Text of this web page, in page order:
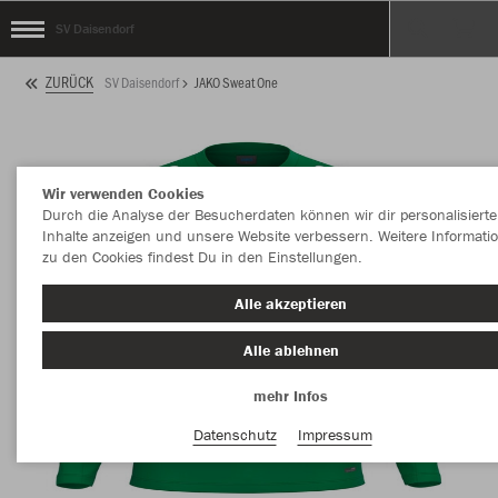
SV Daisendorf
ZURÜCK SV Daisendorf JAKO Sweat One
Wir verwenden Cookies
Durch die Analyse der Besucherdaten können wir dir personalisierte
Inhalte anzeigen und unsere Website verbessern. Weitere
zu den Cookies findest Du in den Einstellungen.
Alle akzeptieren
Alle ablehnen
mehr Infos
Datenschutz
Impressum